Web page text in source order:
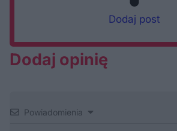
Dodaj post
Dodaj opinię
Powiadomienia